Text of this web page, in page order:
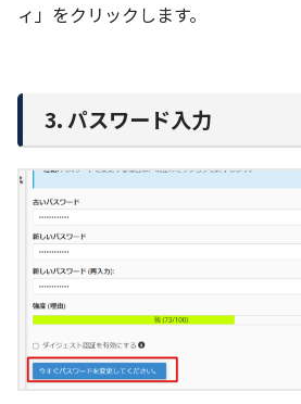
ィ」をクリックします。
3. パスワード入力